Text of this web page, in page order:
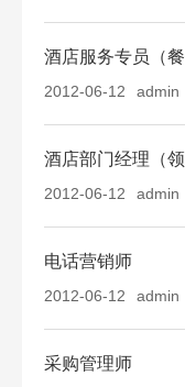
酒店服务专员（餐
2012-06-12 admin
酒店部门经理（
2012-06-12 admin
电话营销师
2012-06-12 admin
采购管理师